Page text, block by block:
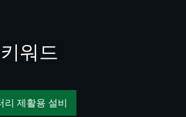
워드
리 제활용 설비